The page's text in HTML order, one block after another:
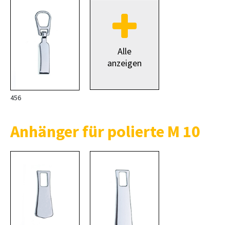
456
Alle
anzeigen
Anhänger für polierte M 10